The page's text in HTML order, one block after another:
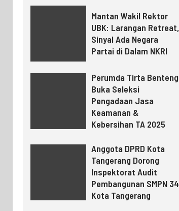
Mantan Wakil Rektor
UBK: Larangan Retreat,
Sinyal Ada Negara
Partai di Dalam NKRI
Perumda Tirta Benteng
Buka Seleksi
Pengadaan Jasa
Keamanan &
Kebersihan TA 2025
Anggota DPRD Kota
Tangerang Dorong
Inspektorat Audit
Pembangunan SMPN 34
Kota Tangerang